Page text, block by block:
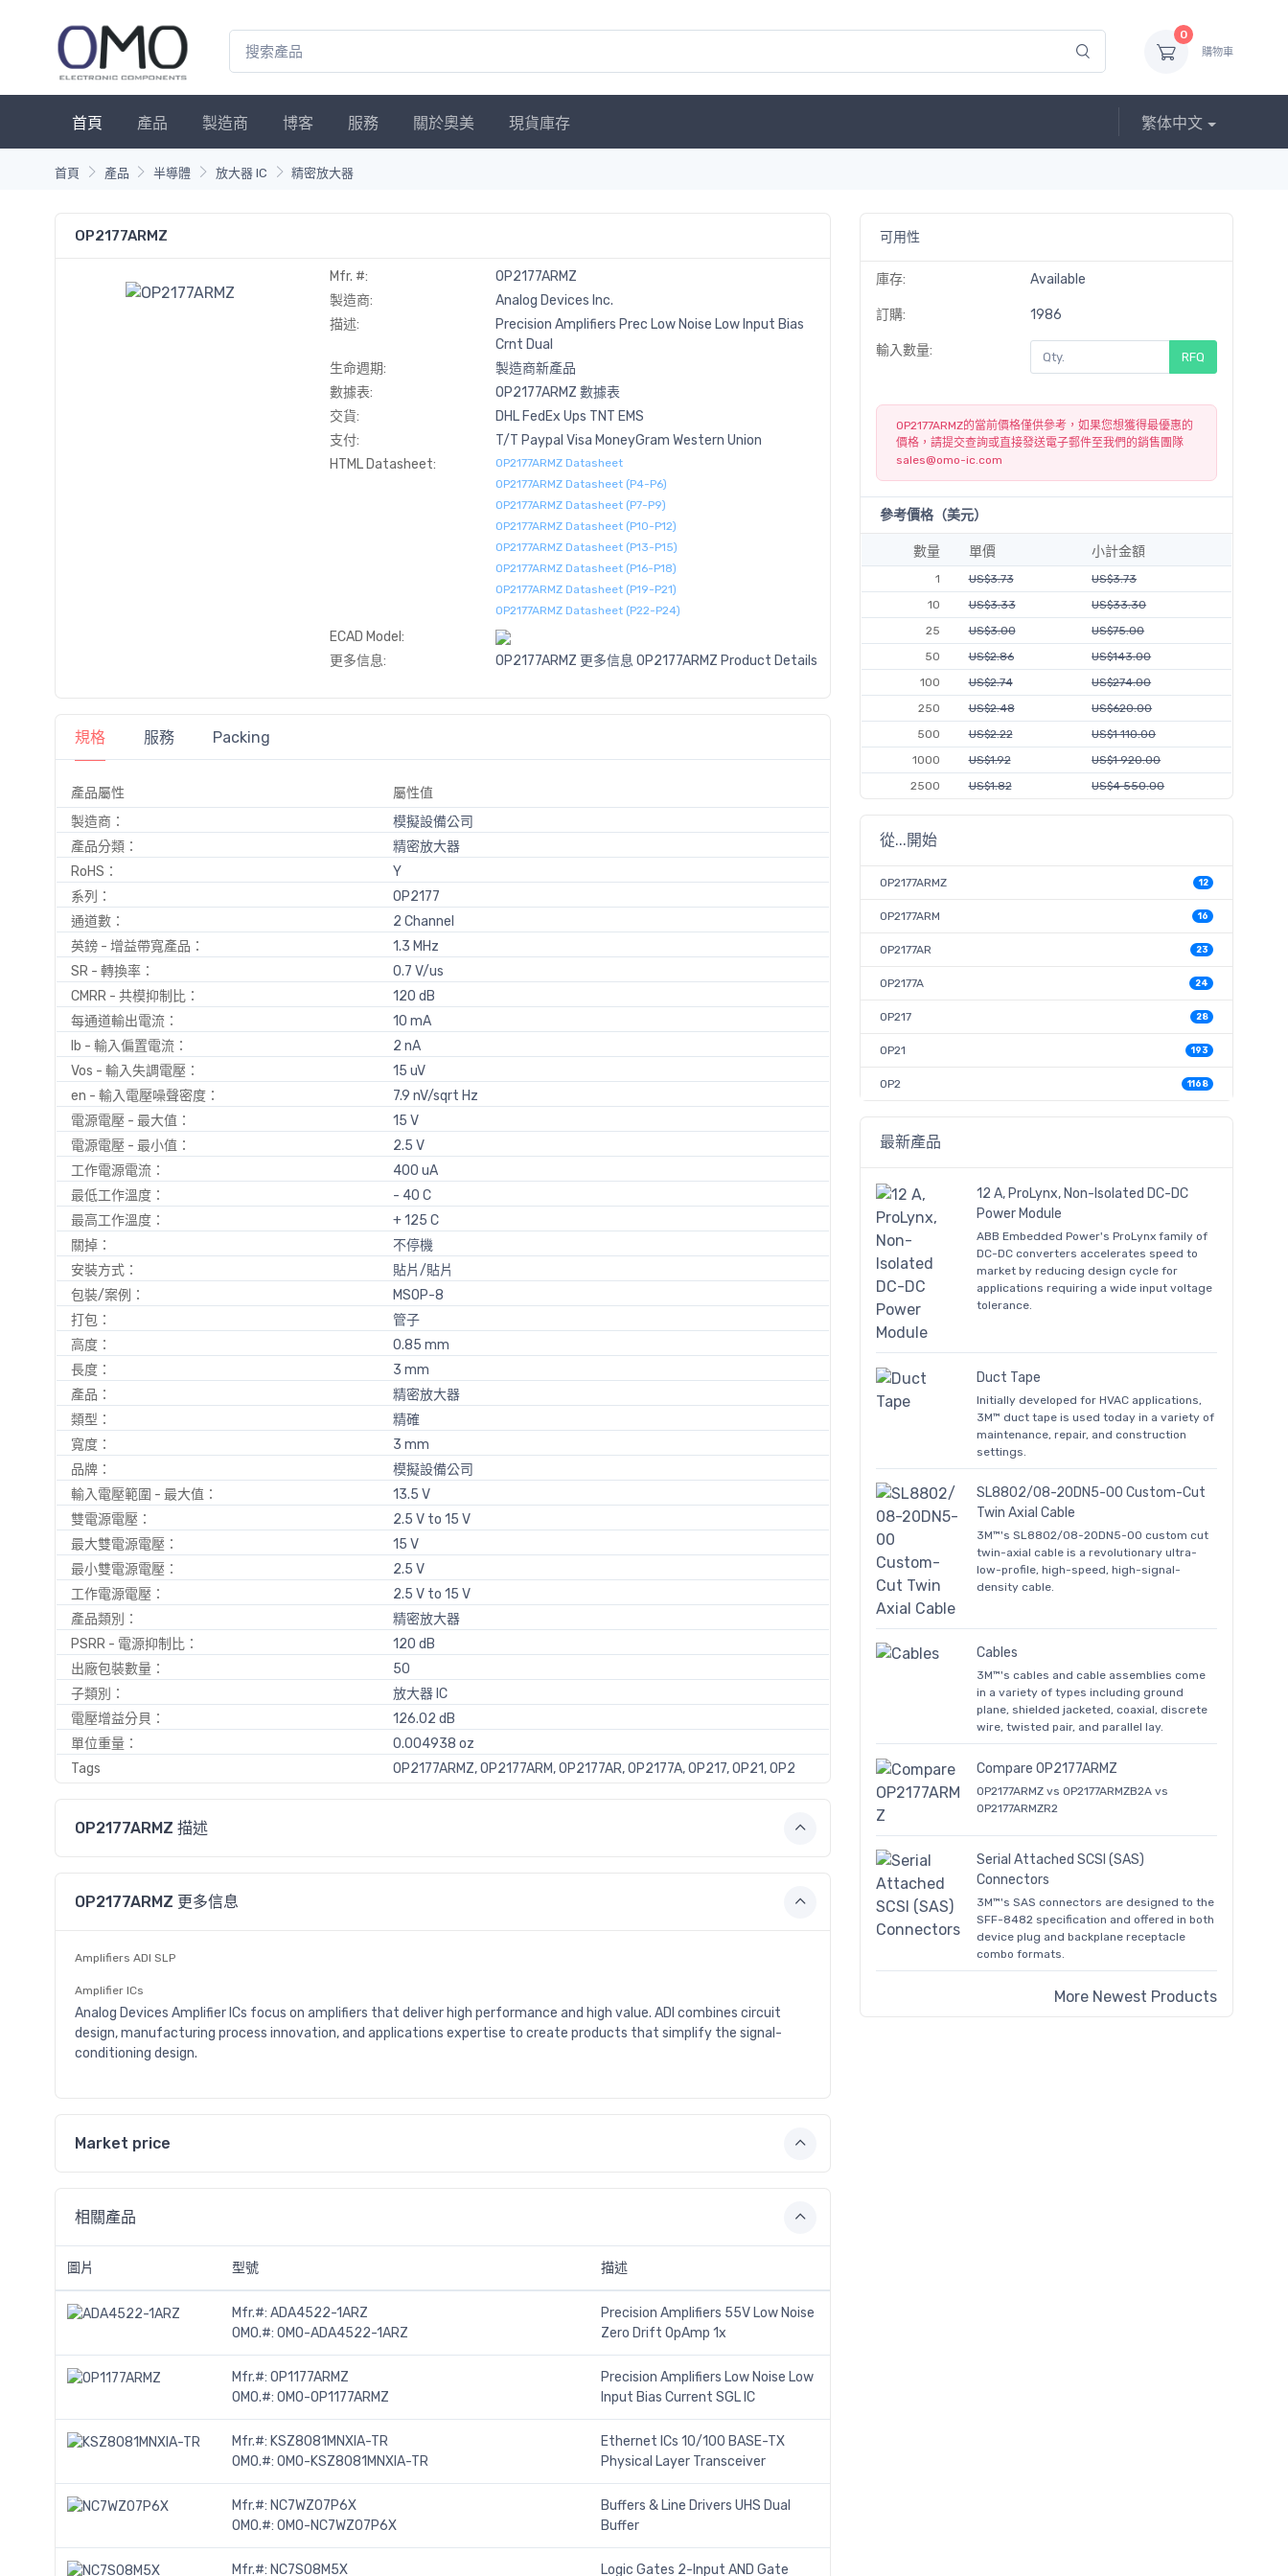
0
購物車
首頁 產品 製造商 博客 服務 關於奧美 現貨庫存 繁体中文
首頁 產品 半導體 放大器 IC 精密放大器
OP2177ARMZ
Mfr. #:
OP2177ARMZ
製造商:
Analog Devices Inc.
描述:
Precision Amplifiers Prec Low Noise Low Input Bias
Crnt Dual
生命週期:
製造商新產品
數據表:
OP2177ARMZ 數據表
交貨:
DHL FedEx Ups TNT EMS
支付:
T/T Paypal Visa MoneyGram Western Union
HTML Datasheet:
OP2177ARMZ Datasheet
OP2177ARMZ Datasheet (P4-P6)
OP2177ARMZ Datasheet (P7-P9)
OP2177ARMZ Datasheet (P10-P12)
OP2177ARMZ Datasheet (P13-P15)
OP2177ARMZ Datasheet (P16-P18)
OP2177ARMZ Datasheet (P19-P21)
OP2177ARMZ Datasheet (P22-P24)
ECAD Model:
更多信息:
OP2177ARMZ 更多信息 OP2177ARMZ Product Details
規格 服務 Packing
產品屬性
屬性值
製造商：
模擬設備公司
產品分類：
精密放大器
RoHS：
Y
系列：
OP2177
通道數：
2 Channel
英鎊 - 增益帶寬產品：
1.3 MHz
SR - 轉換率：
0.7 V/us
CMRR - 共模抑制比：
120 dB
每通道輸出電流：
10 mA
Ib - 輸入偏置電流：
2 nA
Vos - 輸入失調電壓：
15 uV
en - 輸入電壓噪聲密度：
7.9 nV/sqrt Hz
電源電壓 - 最大值：
15 V
電源電壓 - 最小值：
2.5 V
工作電源電流：
400 uA
最低工作溫度：
- 40 C
最高工作溫度：
+ 125 C
關掉：
不停機
安裝方式：
貼片/貼片
包裝/案例：
MSOP-8
打包：
管子
高度：
0.85 mm
長度：
3 mm
產品：
精密放大器
類型：
精確
寬度：
3 mm
品牌：
模擬設備公司
輸入電壓範圍 - 最大值：
13.5 V
雙電源電壓：
2.5 V to 15 V
最大雙電源電壓：
15 V
最小雙電源電壓：
2.5 V
工作電源電壓：
2.5 V to 15 V
產品類別：
精密放大器
PSRR - 電源抑制比：
120 dB
出廠包裝數量：
50
子類別：
放大器 IC
電壓增益分貝：
126.02 dB
單位重量：
0.004938 oz
Tags
OP2177ARMZ, OP2177ARM, OP2177AR, OP2177A, OP217, OP21, OP2
OP2177ARMZ 描述
OP2177ARMZ 更多信息
Amplifiers ADI SLP
Amplifier ICs
Analog Devices Amplifier ICs focus on amplifiers that deliver high performance and high value. ADI combines circuit
design, manufacturing process innovation, and applications expertise to create products that simplify the signal-
conditioning design.
Market price
相關產品
圖片 型號 描述
Mfr.#: ADA4522-1ARZ
OMO.#: OMO-ADA4522-1ARZ
Precision Amplifiers 55V Low Noise
Zero Drift OpAmp 1x
Mfr.#: OP1177ARMZ
OMO.#: OMO-OP1177ARMZ
Precision Amplifiers Low Noise Low
Input Bias Current SGL IC
Mfr.#: KSZ8081MNXIA-TR
OMO.#: OMO-KSZ8081MNXIA-TR
Ethernet ICs 10/100 BASE-TX
Physical Layer Transceiver
Mfr.#: NC7WZ07P6X
OMO.#: OMO-NC7WZ07P6X
Buffers & Line Drivers UHS Dual
Buffer
Mfr.#: NC7S08M5X Logic Gates 2-Input AND Gate
可用性
庫存: Available
訂購: 1986
輸入數量: RFQ
OP2177ARMZ的當前價格僅供參考，如果您想獲得最優惠的
價格，請提交查詢或直接發送電子郵件至我們的銷售團隊
sales@omo-ic.com
參考價格（美元）
數量 單價 小計金額
1 US$3.73
US$3.73
10
US$3.33
US$33.30
25
US$3.00
US$75.00
50
US$2.86
US$143.00
100
US$2.74
US$274.00
250
US$2.48
US$620.00
500
US$2.22
US$1 110.00
1000
US$1.92
US$1 920.00
2500
US$1.82 US$4 550.00
從...開始
OP2177ARMZ 12
OP2177ARM 16
OP2177AR 23
OP2177A 24
OP217 28
OP21 193
OP2 1168
最新產品
12 A, ProLynx, Non-Isolated DC-DC
Power Module
ABB Embedded Power's ProLynx family of
DC-DC converters accelerates speed to
market by reducing design cycle for
applications requiring a wide input voltage
tolerance.
Duct Tape
Initially developed for HVAC applications,
3M™ duct tape is used today in a variety of
maintenance, repair, and construction
settings.
SL8802/08-20DN5-00 Custom-Cut
Twin Axial Cable
3M™'s SL8802/08-20DN5-00 custom cut
twin-axial cable is a revolutionary ultra-
low-profile, high-speed, high-signal-
density cable.
Cables
3M™'s cables and cable assemblies come
in a variety of types including ground
plane, shielded jacketed, coaxial, discrete
wire, twisted pair, and parallel lay.
Compare OP2177ARMZ
OP2177ARMZ vs OP2177ARMZB2A vs
OP2177ARMZR2
Serial Attached SCSI (SAS)
Connectors
3M™'s SAS connectors are designed to the
SFF-8482 specification and offered in both
device plug and backplane receptacle
combo formats.
More Newest Products